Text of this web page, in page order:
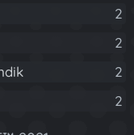
2
2
2
2